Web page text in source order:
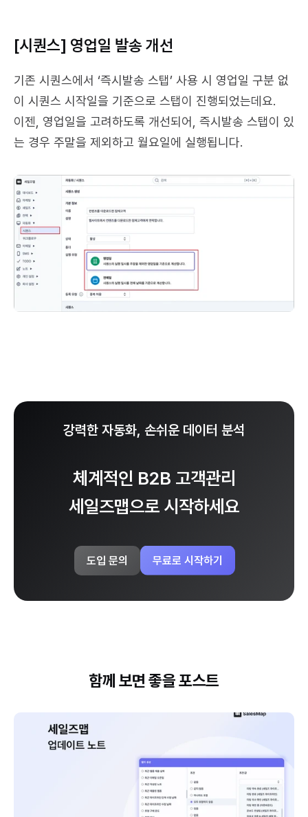
[시퀀스] 영업일 발송 개선
기존 시퀀스에서 ‘즉시발송 스탭’ 사용 시 영업일 구분 없
이 시퀀스 시작일을 기준으로 스탭이 진행되었는데요.
이젠, 영업일을 고려하도록 개선되어, 즉시발송 스탭이 있
는 경우 주말을 제외하고 월요일에 실행됩니다.
강력한 자동화, 손쉬운 데이터 분석
체계적인 B2B 고객관리
세일즈맵으로 시작하세요
도입 문의 무료로 시작하기
함께 보면 좋을 포스트